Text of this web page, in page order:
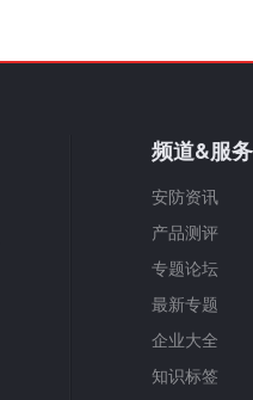
频道&服务
安防资讯
产品测评
专题论坛
最新专题
企业大全
知识标签